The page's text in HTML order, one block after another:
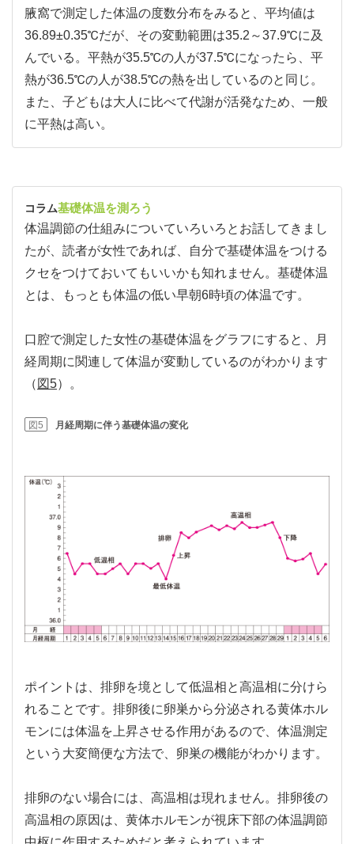
腋窩で測定した体温の度数分布をみると、平均値は
36.89±0.35℃だが、その変動範囲は35.2～37.9℃に及
んでいる。平熱が35.5℃の人が37.5℃になったら、平
熱が36.5℃の人が38.5℃の熱を出しているのと同じ。
また、子どもは大人に比べて代謝が活発なため、一般
に平熱は高い。
コラム基礎体温を測ろう
体温調節の仕組みについていろいろとお話してきまし
たが、読者が女性であれば、自分で基礎体温をつける
クセをつけておいてもいいかも知れません。基礎体温
とは、もっとも体温の低い早朝6時頃の体温です。
口腔で測定した女性の基礎体温をグラフにすると、月
経周期に関連して体温が変動しているのがわかります
（ 図5）。
図5 月経周期に伴う基礎体温の変化
ポイントは、排卵を境として低温相と高温相に分けら
れることです。排卵後に卵巣から分泌される黄体ホル
モンには体温を上昇させる作用があるので、体温測定
という大変簡便な方法で、卵巣の機能がわかります。
排卵のない場合には、高温相は現れません。排卵後の
高温相の原因は、黄体ホルモンが視床下部の体温調節